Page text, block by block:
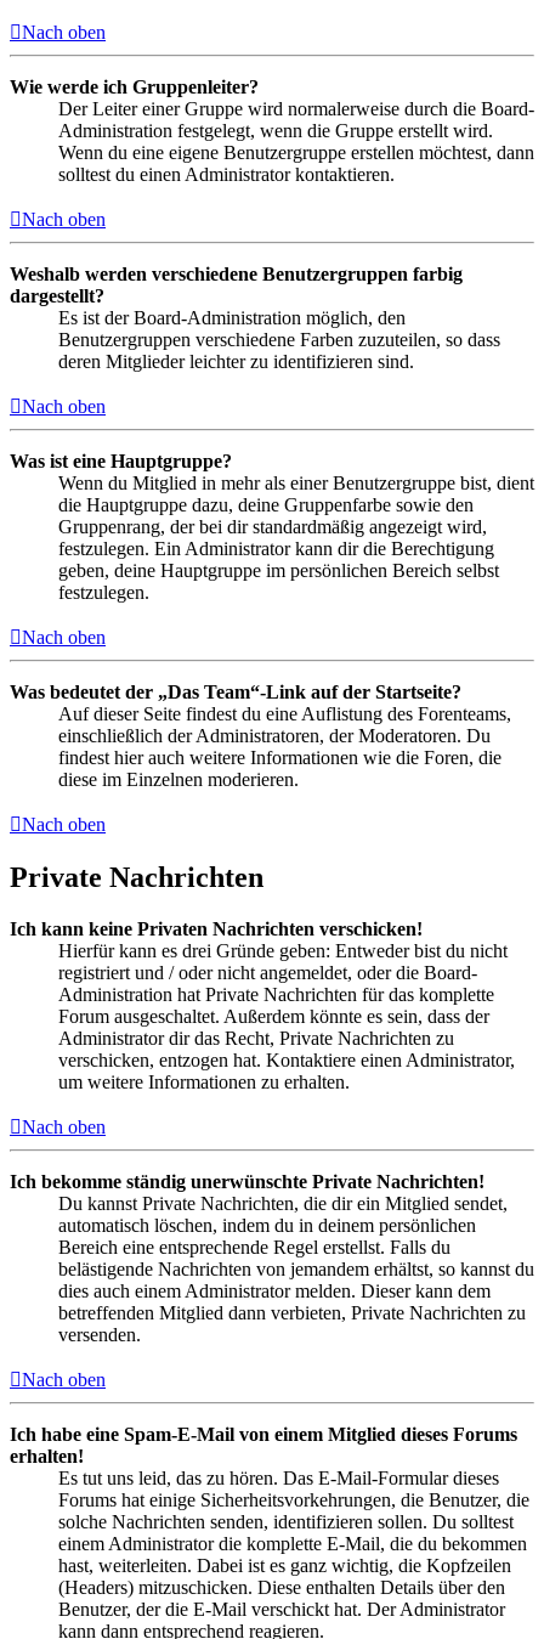
Nach oben
Wie werde ich Gruppenleiter?
Der Leiter einer Gruppe wird normalerweise durch die Board-
Administration festgelegt, wenn die Gruppe erstellt wird.
Wenn du eine eigene Benutzergruppe erstellen möchtest, dann
solltest du einen Administrator kontaktieren.
Nach oben
Weshalb werden verschiedene Benutzergruppen farbig
dargestellt?
Es ist der Board-Administration möglich, den
Benutzergruppen verschiedene Farben zuzuteilen, so dass
deren Mitglieder leichter zu identifizieren sind.
Nach oben
Was ist eine Hauptgruppe?
Wenn du Mitglied in mehr als einer Benutzergruppe bist, dient
die Hauptgruppe dazu, deine Gruppenfarbe sowie den
Gruppenrang, der bei dir standardmäßig angezeigt wird,
festzulegen. Ein Administrator kann dir die Berechtigung
geben, deine Hauptgruppe im persönlichen Bereich selbst
festzulegen.
Nach oben
Was bedeutet der „Das Team“-Link auf der Startseite?
Auf dieser Seite findest du eine Auflistung des Forenteams,
einschließlich der Administratoren, der Moderatoren. Du
findest hier auch weitere Informationen wie die Foren, die
diese im Einzelnen moderieren.
Nach oben
Private Nachrichten
Ich kann keine Privaten Nachrichten verschicken!
Hierfür kann es drei Gründe geben: Entweder bist du nicht
registriert und / oder nicht angemeldet, oder die Board-
Administration hat Private Nachrichten für das komplette
Forum ausgeschaltet. Außerdem könnte es sein, dass der
Administrator dir das Recht, Private Nachrichten zu
verschicken, entzogen hat. Kontaktiere einen Administrator,
um weitere Informationen zu erhalten.
Nach oben
Ich bekomme ständig unerwünschte Private Nachrichten!
Du kannst Private Nachrichten, die dir ein Mitglied sendet,
automatisch löschen, indem du in deinem persönlichen
Bereich eine entsprechende Regel erstellst. Falls du
belästigende Nachrichten von jemandem erhältst, so kannst du
dies auch einem Administrator melden. Dieser kann dem
betreffenden Mitglied dann verbieten, Private Nachrichten zu
versenden.
Nach oben
Ich habe eine Spam-E-Mail von einem Mitglied dieses Forums
erhalten!
Es tut uns leid, das zu hören. Das E-Mail-Formular dieses
Forums hat einige Sicherheitsvorkehrungen, die Benutzer, die
solche Nachrichten senden, identifizieren sollen. Du solltest
einem Administrator die komplette E-Mail, die du bekommen
hast, weiterleiten. Dabei ist es ganz wichtig, die Kopfzeilen
(Headers) mitzuschicken. Diese enthalten Details über den
Benutzer, der die E-Mail verschickt hat. Der Administrator
kann dann entsprechend reagieren.